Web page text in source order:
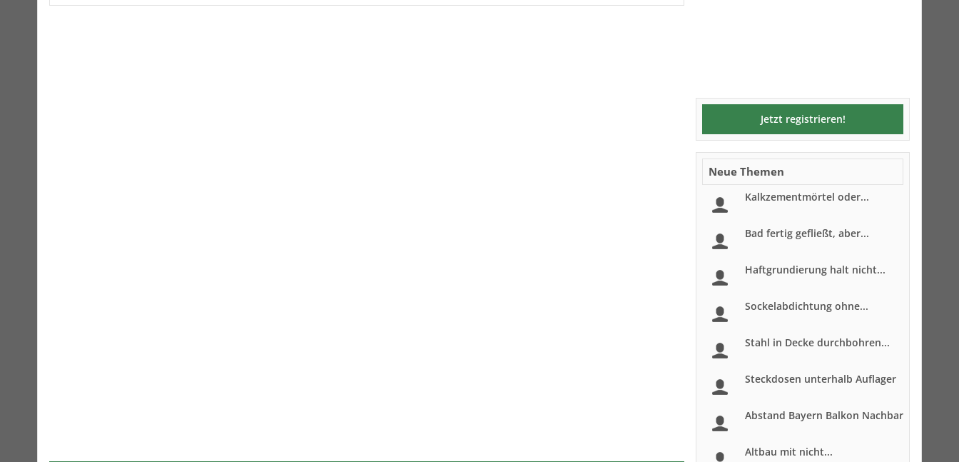
Jetzt registrieren!
Neue Themen
Kalkzementmörtel oder...
Bad fertig gefließt, aber...
Haftgrundierung halt nicht...
Sockelabdichtung ohne...
Stahl in Decke durchbohren...
Steckdosen unterhalb Auflager
Abstand Bayern Balkon Nachbar
Altbau mit nicht...